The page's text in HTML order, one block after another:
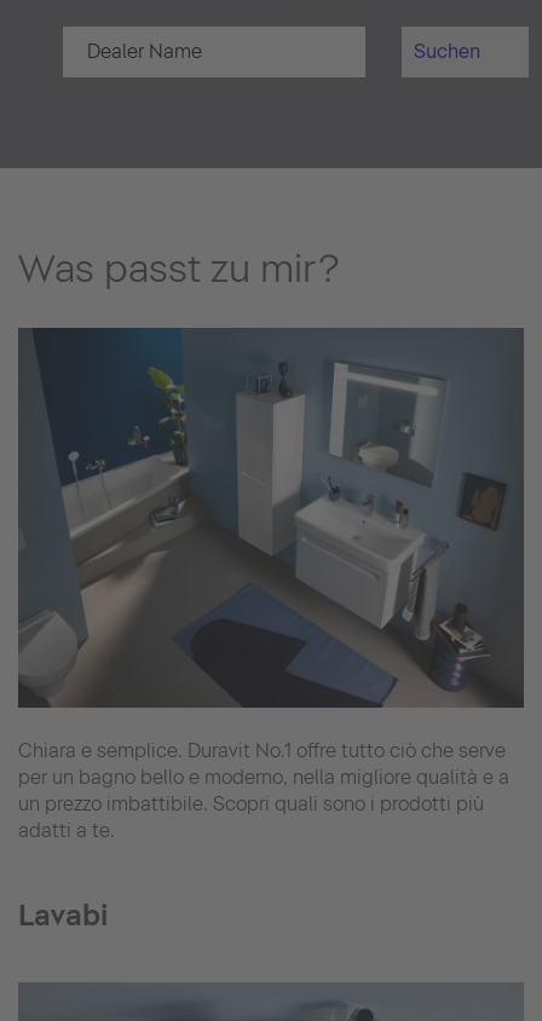
Suchen
Was passt zu mir?
Chiara e semplice. Duravit No.1 offre tutto ciò che serve
per un bagno bello e moderno, nella migliore qualità e a
un prezzo imbattibile. Scopri quali sono i prodotti più
adatti a te.
Lavabi